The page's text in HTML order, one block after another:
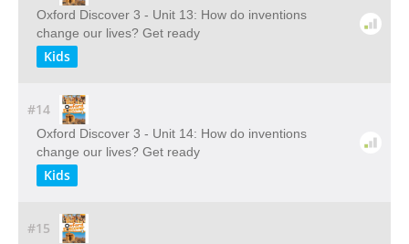
Oxford Discover 3 - Unit 13: How do inventions
change our lives? Get ready
Kids
#14
Oxford Discover 3 - Unit 14: How do inventions
change our lives? Get ready
Kids
#15